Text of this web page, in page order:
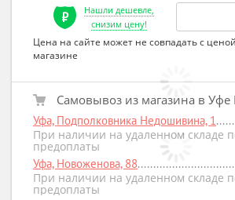
Нашли дешевле,
снизим цену!
Цена на сайте может не совпадать с
магазине
Самовывоз из магазина в
Уфа, Подполковника Недошивина, 1
При наличии на удаленном складе
предоплаты
Уфа, Новоженова, 88
При наличии на удаленном складе
предоплаты